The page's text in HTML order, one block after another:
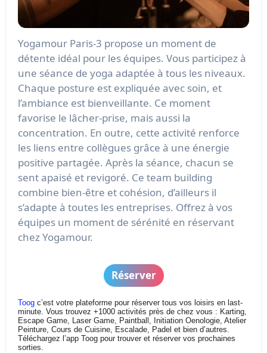
Yogamour Paris-3 propose un moment de
détente idéal pour les équipes. Vous participez à
une séance de yoga adaptée à tous les niveaux.
Chaque posture est expliquée avec soin, et
l’ambiance est bienveillante. Ce moment
favorise le lâcher-prise, mais aussi la
concentration. En outre, cette activité renforce
les liens entre collègues grâce à une énergie
positive partagée. Après la séance, chacun se
sent apaisé et revigoré. Ce team building
combine bien-être et cohésion, d’ailleurs il
s’adapte à toutes les entreprises. Offrez à vos
équipes un moment de sérénité en réservant
chez Yogamour.
Réserver
Toogc’est votre plateforme pour réserver tous vos loisirs en last-
minute. Vous trouvez +1000 activités près de chez vous : Karting,
Escape Game, Laser Game, Paintball, Initiation Oenologie, Atelier
Peinture, Cours de Cuisine, Escalade, Padel et bien d’autres.
Téléchargez l’app Toog pour trouver et réserver vos prochaines
sorties.